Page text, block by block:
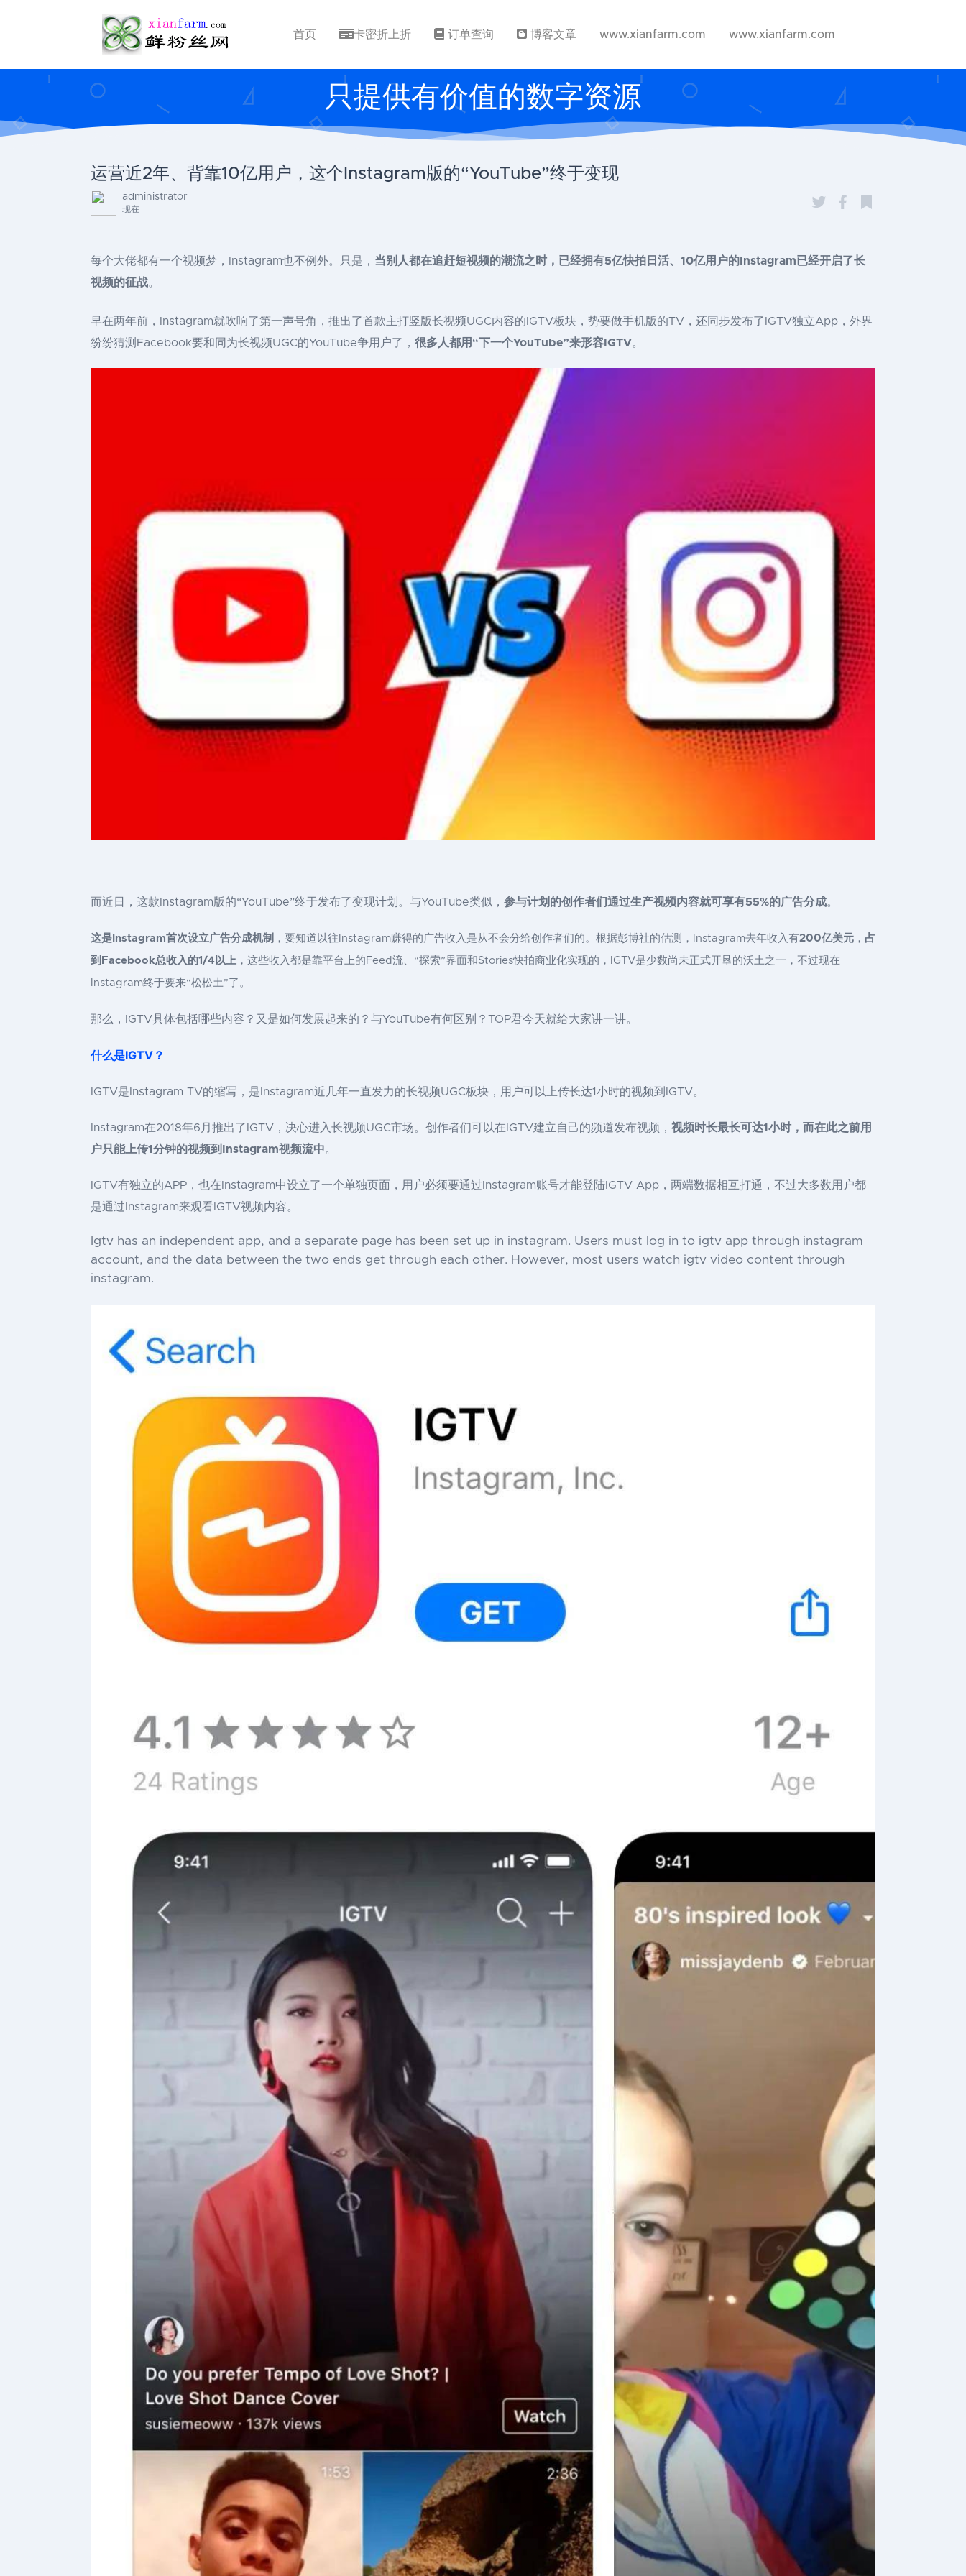
首页 卡密折上折 订单查询 博客文章 www.xianfarm.com www.xianfarm.com
只提供有价值的数字资源
运营近2年、背靠10亿用户，这个Instagram版的“YouTube”终于变现
administrator
现在
每个大佬都有一个视频梦，Instagram也不例外。只是， 当别人都在追赶短视频的潮流之时，已经拥有5亿快拍日活、10亿用户的Instagram已经开启了长
视频的征战。
早在两年前，Instagram就吹响了第一声号角，推出了首款主打竖版长视频UGC内容的IGTV板块，势要做手机版的TV，还同步发布了IGTV独立App，外界
纷纷猜测Facebook要和同为长视频UGC的YouTube争用户了， 很多人都用“下一个YouTube”来形容IGTV。
而近日，这款Instagram版的“YouTube”终于发布了变现计划。与YouTube类似， 参与计划的创作者们通过生产视频内容就可享有55%的广告分成。
这是Instagram首次设立广告分成机制 ，要知道以往Instagram赚得的广告收入是从不会分给创作者们的。根据彭博社的估测，Instagram去年收入有200亿美元 ， 占
到Facebook总收入的1/4以上 ，这些收入都是靠平台上的Feed流、“探索”界面和Stories快拍商业化实现的，IGTV是少数尚未正式开垦的沃土之一，不过现在
Instagram终于要来“松松土”了。
那么，IGTV具体包括哪些内容？又是如何发展起来的？与YouTube有何区别？TOP君今天就给大家讲一讲。
什么是IGTV？
IGTV是Instagram TV的缩写，是Instagram近几年一直发力的长视频UGC板块，用户可以上传长达1小时的视频到IGTV。
Instagram在2018年6月推出了IGTV，决心进入长视频UGC市场。创作者们可以在IGTV建立自己的频道发布视频， 视频时长最长可达1小时，而在此之前用
户只能上传1分钟的视频到Instagram视频流中。
IGTV有独立的APP，也在Instagram中设立了一个单独页面，用户必须要通过Instagram账号才能登陆IGTV App，两端数据相互打通，不过大多数用户都
是通过Instagram来观看IGTV视频内容。
Igtv has an independent app, and a separate page has been set up in instagram. Users must log in to igtv app through instagram
account, and the data between the two ends get through each other. However, most users watch igtv video content through
instagram.